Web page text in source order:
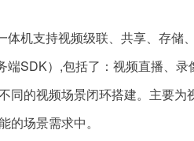
机支持视频级联、共享、存储
端SDK）,包括了：视频直播、
同的视频场景闭环搭建。主要
的场景需求中。